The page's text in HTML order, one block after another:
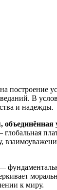
построение
В
и надежды.
к миру.